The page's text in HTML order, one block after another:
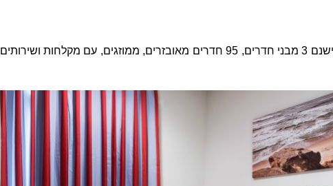
באכסניית חיפה ישנם 3 מבני חדרים, 95 חדרים מאובזרים, ממוזגים, עם מקלחות ושירותים